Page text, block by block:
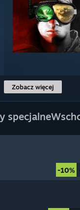
Zobacz więcej
specjalne
-10%